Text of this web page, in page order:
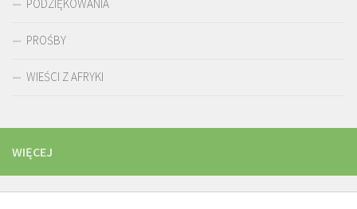
PODZIĘKOWANIA
PROŚBY
WIEŚCI Z AFRYKI
WIĘCEJ